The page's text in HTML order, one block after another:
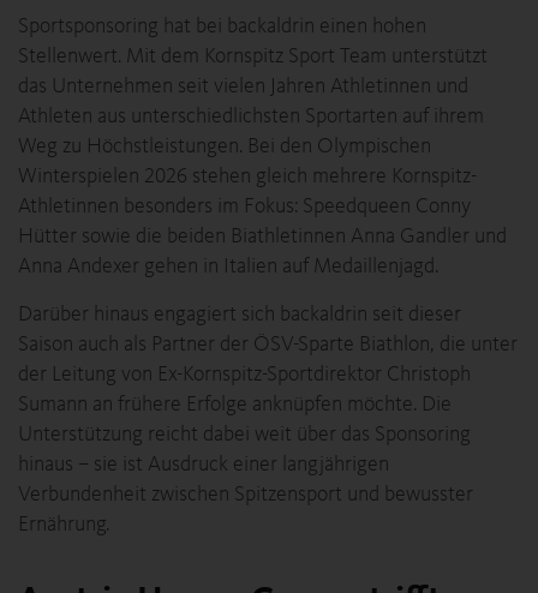
Sportsponsoring hat bei backaldrin einen hohen
Stellenwert. Mit dem Kornspitz Sport Team unterstützt
das Unternehmen seit vielen Jahren Athletinnen und
Athleten aus unterschiedlichsten Sportarten auf ihrem
Weg zu Höchstleistungen. Bei den Olympischen
Winterspielen 2026 stehen gleich mehrere Kornspitz-
Athletinnen besonders im Fokus: Speedqueen Conny
Hütter sowie die beiden Biathletinnen Anna Gandler und
Anna Andexer gehen in Italien auf Medaillenjagd.
Darüber hinaus engagiert sich backaldrin seit dieser
Saison auch als Partner der ÖSV-Sparte Biathlon, die unter
der Leitung von Ex-Kornspitz-Sportdirektor Christoph
Sumann an frühere Erfolge anknüpfen möchte. Die
Unterstützung reicht dabei weit über das Sponsoring
hinaus – sie ist Ausdruck einer langjährigen
Verbundenheit zwischen Spitzensport und bewusster
Ernährung.